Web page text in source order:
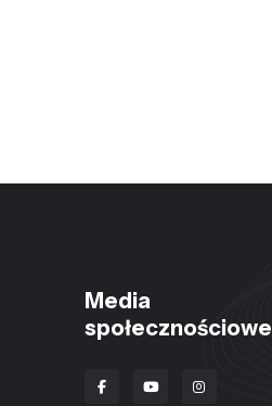
Media
społecznościowe